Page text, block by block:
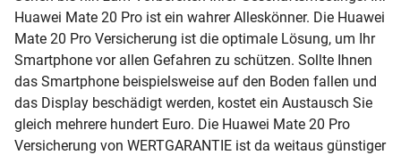
Huawei Mate 20 Pro ist ein wahrer Alleskönner. Die Huawei
Mate 20 Pro Versicherung ist die optimale Lösung, um Ihr
Smartphone vor allen Gefahren zu schützen. Sollte Ihnen
das Smartphone beispielsweise auf den Boden fallen und
das Display beschädigt werden, kostet ein Austausch Sie
gleich mehrere hundert Euro. Die Huawei Mate 20 Pro
Versicherung von WERTGARANTIE ist da weitaus günstiger